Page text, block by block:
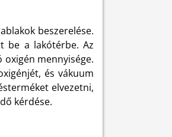
beszerelése.
be a lakótérbe. Az
mennyisége.
és vákuum
elvezetni,
kérdése.